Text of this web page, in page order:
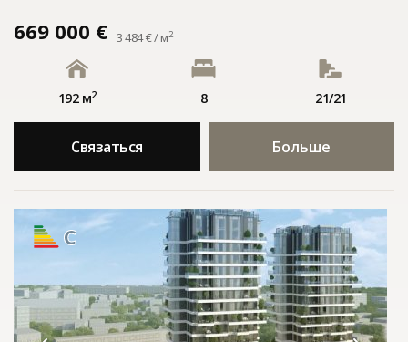
669 000 € 3 484 € / м2
192 м2 8 21/21
Связаться Больше
C